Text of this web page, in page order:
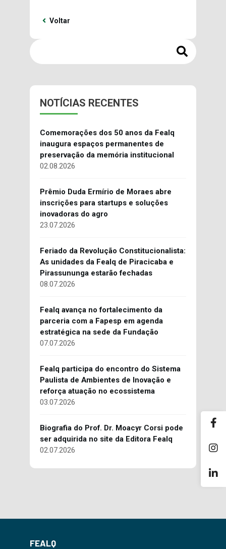
Voltar
NOTÍCIAS RECENTES
Comemorações dos 50 anos da Fealq
inaugura espaços permanentes de
preservação da memória institucional
02.08.2026
Prêmio Duda Ermírio de Moraes abre
inscrições para startups e soluções
inovadoras do agro
23.07.2026
Feriado da Revolução Constitucionalista:
As unidades da Fealq de Piracicaba e
Pirassununga estarão fechadas
08.07.2026
Fealq avança no fortalecimento da
parceria com a Fapesp em agenda
estratégica na sede da Fundação
07.07.2026
Fealq participa do encontro do Sistema
Paulista de Ambientes de Inovação e
reforça atuação no ecossistema
03.07.2026
Biografia do Prof. Dr. Moacyr Corsi pode
ser adquirida no site da Editora Fealq
02.07.2026
FEALQ